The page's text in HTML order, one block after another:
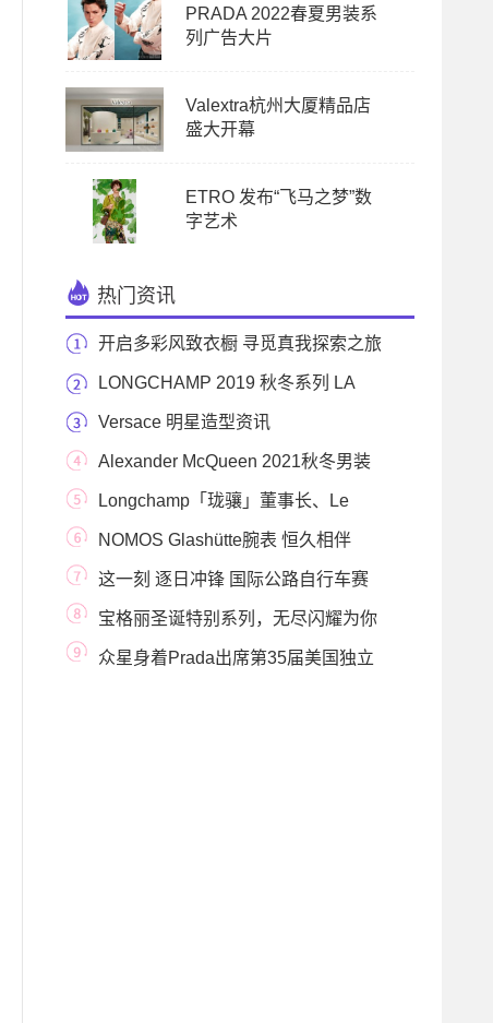
PRADA 2022春夏男装系
列广告大片
Valextra杭州大厦精品店
盛大开幕
ETRO 发布“飞马之梦”数
字艺术
热门资讯
开启多彩风致衣橱 寻觅真我探索之旅
---- Canali
LONGCHAMP 2019 秋冬系列 LA
VOYAGEUSE 手袋: 全新登场，
Versace 明星造型资讯
Alexander McQueen 2021秋冬男装
系列瞩目呈现
Longchamp「珑骧」董事长、Le
Pliage®尼龙包设计师
NOMOS Glashütte腕表 恒久相伴
这一刻 逐日冲锋 国际公路自行车赛
冠军车手普里
宝格丽圣诞特别系列，无尽闪耀为你
而来众星身着Prada出席第35届美国独立